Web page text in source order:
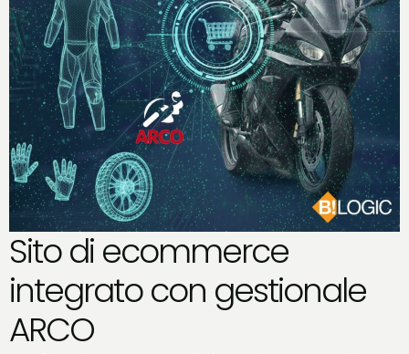
Sito di ecommerce
integrato con gestionale
ARCO